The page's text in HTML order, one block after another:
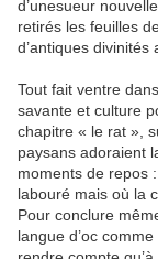
d’unesueur
retirés les feuilles
d’antiques divinités
Tout fait ventre
savante et culture
chapitre « le rat »,
paysans adoraient
moments de repos :
labouré mais où la
Pour conclure
langue d’oc